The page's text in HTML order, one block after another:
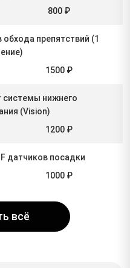
800 ₽
препятствий (1
1500 ₽
системы нижнего
(Vision)
1200 ₽
датчиков посадки
1000 ₽
всё